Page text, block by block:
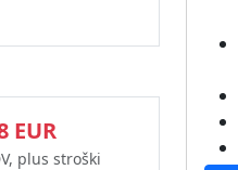
EUR
plus stroški